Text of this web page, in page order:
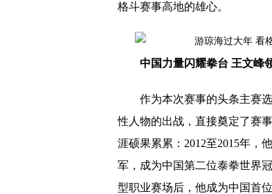
格斗赛事高地的雄心。
中国力量闪耀拳台 王文峰
作为本次赛事的头条主赛
性人物的出战，直接奠定了赛
涯硕果累累：2012至2015年，
军，成为中国第二位泰拳世界
型职业赛场后，他成为中国首